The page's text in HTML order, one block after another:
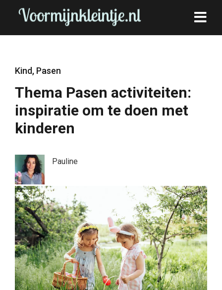
Kind, Pasen
Thema Pasen activiteiten:
inspiratie om te doen met
kinderen
Pauline